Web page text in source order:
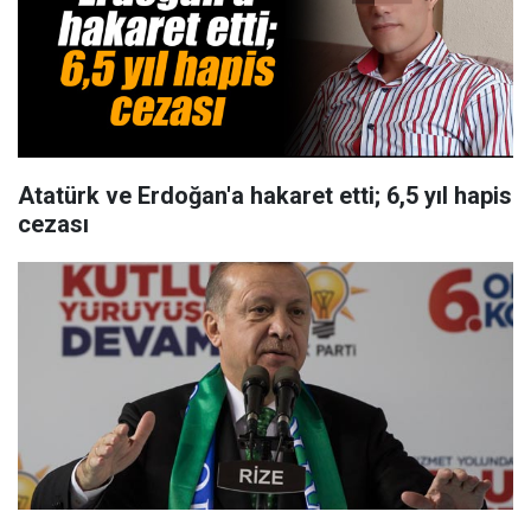
Atatürk ve Erdoğan'a hakaret etti; 6,5 yıl hapis
cezası